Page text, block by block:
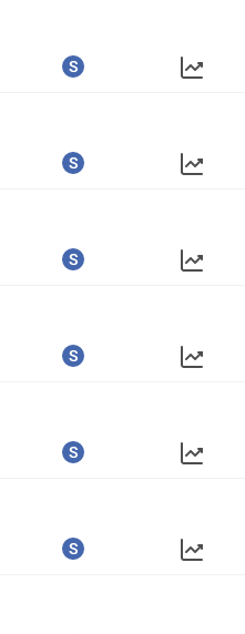
POTOSÍ Fertilizante Líquido